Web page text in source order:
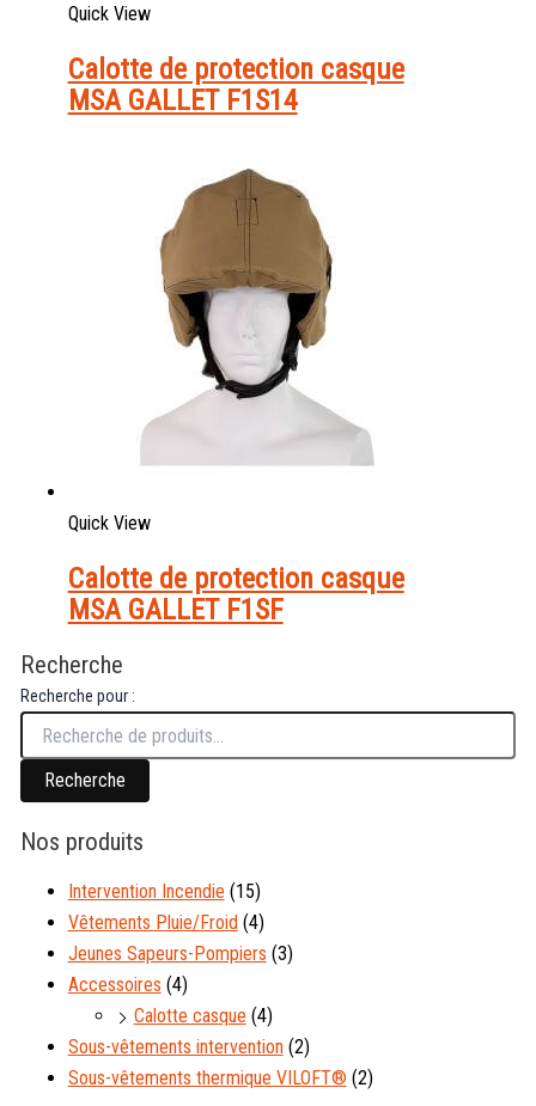
Quick View
Calotte de protection casque
MSA GALLET F1S14
Quick View
Calotte de protection casque
MSA GALLET F1SF
Recherche
Recherche pour :
Recherche
Nos produits
Intervention Incendie (15)
Vêtements Pluie/Froid (4)
Jeunes Sapeurs-Pompiers (3)
Accessoires (4)
Calotte casque (4)
Sous-vêtements intervention (2)
Sous-vêtements thermique VILOFT® (2)